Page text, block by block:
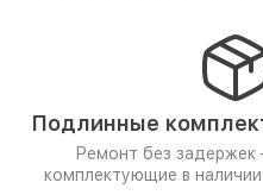
Подлинные
Ремонт без
комплектующие в